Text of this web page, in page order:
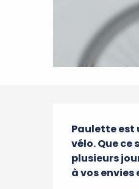
Paulette est
vélo. Que ce
plusieurs
à vos envies